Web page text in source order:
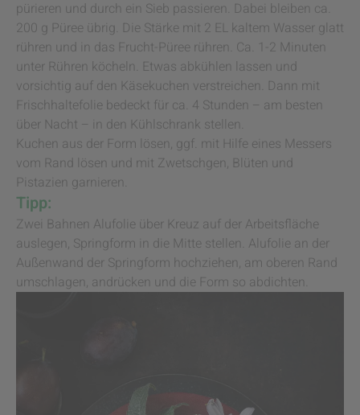
pürieren und durch ein Sieb passieren. Dabei bleiben ca.
200 g Püree übrig. Die Stärke mit 2 EL kaltem Wasser glatt
rühren und in das Frucht-Püree rühren. Ca. 1-2 Minuten
unter Rühren köcheln. Etwas abkühlen lassen und
vorsichtig auf den Käsekuchen verstreichen. Dann mit
Frischhaltefolie bedeckt für ca. 4 Stunden – am besten
über Nacht – in den Kühlschrank stellen.
Kuchen aus der Form lösen, ggf. mit Hilfe eines Messers
vom Rand lösen und mit Zwetschgen, Blüten und
Pistazien garnieren.
Tipp:
Zwei Bahnen Alufolie über Kreuz auf der Arbeitsfläche
auslegen, Springform in die Mitte stellen. Alufolie an der
Außenwand der Springform hochziehen, am oberen Rand
umschlagen, andrücken und die Form so abdichten.